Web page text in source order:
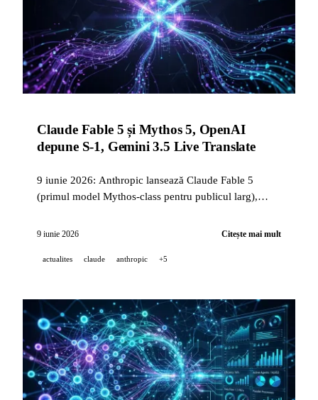
Claude Fable 5 și Mythos 5, OpenAI
depune S-1, Gemini 3.5 Live Translate
9 iunie 2026: Anthropic lansează Claude Fable 5
(primul model Mythos-class pentru publicul larg),
Google lansează Gemini 3.5 Live Translate în 70+
open-source.
9 iunie 2026 Citește mai mult
actualites claude anthropic +5